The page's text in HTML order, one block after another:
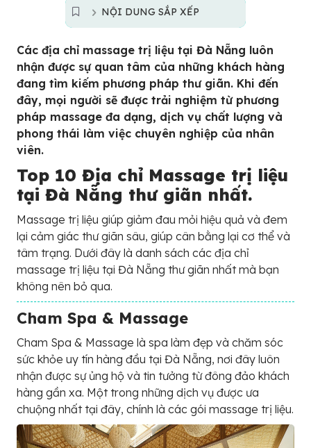
NỘI DUNG SẮP XẾP
Các địa chỉ massage trị liệu tại Đà Nẵng luôn
nhận được sự quan tâm của những khách hàng
đang tìm kiếm phương pháp thư giãn. Khi đến
đây, mọi người sẽ được trải nghiệm từ phương
pháp massage đa dạng, dịch vụ chất lượng và
phong thái làm việc chuyên nghiệp của nhân
viên.
Top 10 Địa chỉ Massage trị liệu
tại Đà Nẵng thư giãn nhất.
Massage trị liệu giúp giảm đau mỏi hiệu quả và đem
lại cảm giác thư giãn sâu, giúp cân bằng lại cơ thể và
tâm trạng. Dưới đây là danh sách các địa chỉ
massage trị liệu tại Đà Nẵng thư giãn nhất mà bạn
không nên bỏ qua.
Cham Spa & Massage
Cham Spa & Massage là spa làm đẹp và chăm sóc
sức khỏe uy tín hàng đầu tại Đà Nẵng, nơi đây luôn
nhận được sự ủng hộ và tin tưởng từ đông đảo khách
hàng gần xa. Một trong những dịch vụ được ưa
chuộng nhất tại đây, chính là các gói massage trị liệu.